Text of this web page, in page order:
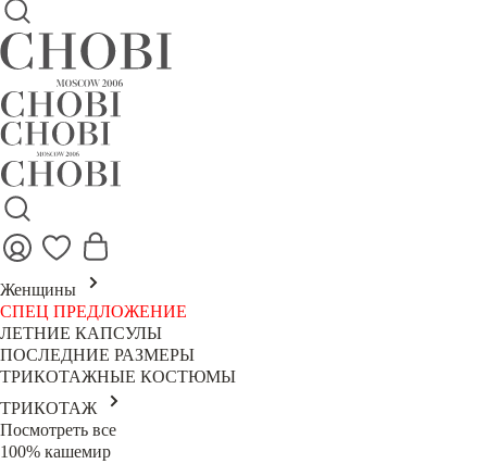
Женщины
СПЕЦ ПРЕДЛОЖЕНИЕ
ЛЕТНИЕ КАПСУЛЫ
ПОСЛЕДНИЕ РАЗМЕРЫ
ТРИКОТАЖНЫЕ КОСТЮМЫ
ТРИКОТАЖ
Посмотреть все
100% кашемир